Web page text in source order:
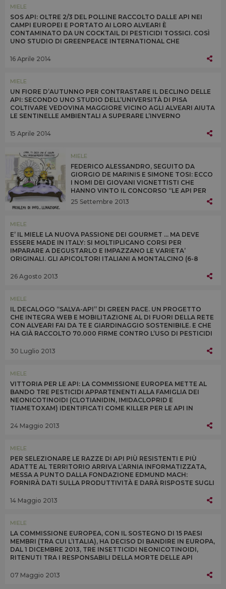
MIELE
SOS API: OLTRE 2/3 DEL POLLINE RACCOLTO DALLE API NEI
CAMPI EUROPEI E PORTATO AI LORO ALVEARI È
CONTAMINATO DA UN COCKTAIL DI PESTICIDI TOSSICI. COSÌ
UNO STUDIO DI GREENPEACE INTERNATIONAL CHE
UCCIDERCI”
16 Aprile 2014
MIELE
UN FIORE D’AUTUNNO PER CONTRASTARE IL DECLINO DELLE
API: SECONDO UNO STUDIO DELL’UNIVERSITÀ DI PISA
COLTIVARE VEDOVINA MAGGIORE VICINO AGLI ALVEARI AIUTA
LE SENTINELLE AMBIENTALI A SUPERARE L’INVERNO
15 Aprile 2014
MIELE
FEDERICO ALESSANDRO, SEGUITO DA
GIORGIO DE MARINIS E SIMONE TOSI: ECCO
I NOMI DEI GIOVANI VIGNETTISTI CHE
HANNO VINTO IL CONCORSO “LE API PER
UN’AGRICOLTURA DUREVOLE” DI UNAAPI,
CONAPI E AAPI E PATROCINATO DA SLOW
25 Settembre 2013
MIELE
E’ IL MIELE LA NUOVA PASSIONE DEI GOURMET ... MA DEVE
ESSERE MADE IN ITALY: SI MOLTIPLICANO CORSI PER
IMPARARE A DEGUSTARLO E IMPAZZANO LE VARIETA’
ORIGINALI. GLI APICOLTORI ITALIANI A MONTALCINO (6-8
26 Agosto 2013
MIELE
IL DECALOGO “SALVA-API” DI GREEN PACE. UN PROGETTO
CHE INTEGRA WEB E MOBILITAZIONE AL DI FUORI DELLA RETE
CON ALVEARI FAI DA TE E GIARDINAGGIO SOSTENIBILE. E CHE
HA GIÀ RACCOLTO 70.000 FIRME CONTRO L’USO DI PESTICIDI
30 Luglio 2013
MIELE
VITTORIA PER LE API: LA COMMISSIONE EUROPEA METTE AL
BANDO TRE PESTICIDI APPARTENENTI ALLA FAMIGLIA DEI
NEONICOTINOIDI (CLOTIANIDIN, IMIDACLOPRID E
TIAMETOXAM) IDENTIFICATI COME KILLER PER LE API IN
24 Maggio 2013
MIELE
PER SELEZIONARE LE RAZZE DI API PIÙ RESISTENTI E PIÙ
ADATTE AL TERRITORIO ARRIVA L’ARNIA INFORMATIZZATA,
MESSA A PUNTO DALLA FONDAZIONE EDMUND MACH:
FORNIRÀ DATI SULLA PRODUTTIVITÀ E DARÀ RISPOSTE SUGLI
14 Maggio 2013
MIELE
LA COMMISSIONE EUROPEA, CON IL SOSTEGNO DI 15 PAESI
MEMBRI (TRA CUI L’ITALIA), HA DECISO DI BANDIRE IN EUROPA,
DAL 1 DICEMBRE 2013, TRE INSETTICIDI NEONICOTINOIDI,
RITENUTI TRA I RESPONSABILI DELLA MORTE DELLE API
07 Maggio 2013